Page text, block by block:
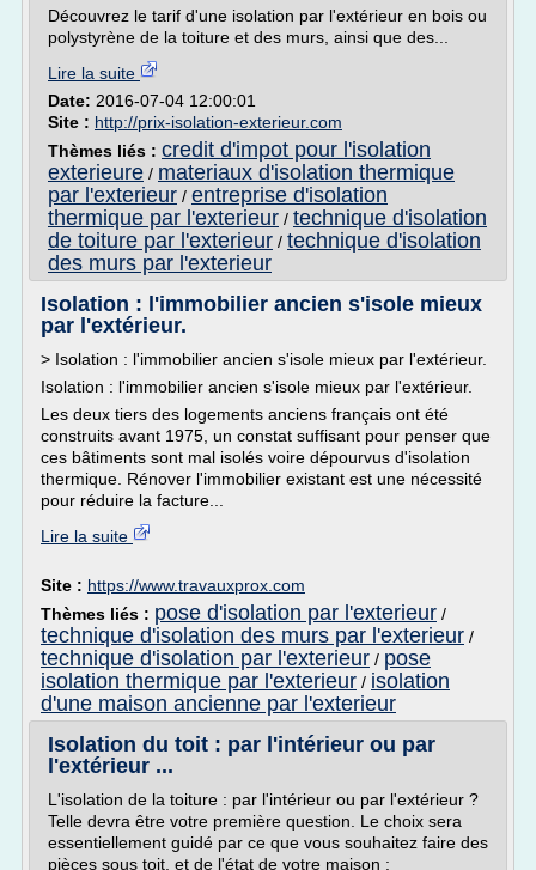
Découvrez le tarif d'une isolation par l'extérieur en bois ou
polystyrène de la toiture et des murs, ainsi que des...
Lire la suite
Date: 2016-07-04 12:00:01
Site : http://prix-isolation-exterieur.com
Thèmes liés : credit d'impot pour l'isolation
exterieure / materiaux d'isolation thermique
par l'exterieur / entreprise d'isolation
thermique par l'exterieur / technique d'isolation
de toiture par l'exterieur / technique d'isolation
des murs par l'exterieur
Isolation : l'immobilier ancien s'isole mieux
par l'extérieur.
> Isolation : l'immobilier ancien s'isole mieux par l'extérieur.
Isolation : l'immobilier ancien s'isole mieux par l'extérieur.
Les deux tiers des logements anciens français ont été
construits avant 1975, un constat suffisant pour penser que
ces bâtiments sont mal isolés voire dépourvus d'isolation
thermique. Rénover l'immobilier existant est une nécessité
pour réduire la facture...
Lire la suite
Site : https://www.travauxprox.com
Thèmes liés : pose d'isolation par l'exterieur /
technique d'isolation des murs par l'exterieur /
technique d'isolation par l'exterieur / pose
isolation thermique par l'exterieur / isolation
d'une maison ancienne par l'exterieur
Isolation du toit : par l'intérieur ou par
l'extérieur ...
L'isolation de la toiture : par l'intérieur ou par l'extérieur ?
Telle devra être votre première question. Le choix sera
essentiellement guidé par ce que vous souhaitez faire des
pièces sous toit, et de l'état de votre maison :